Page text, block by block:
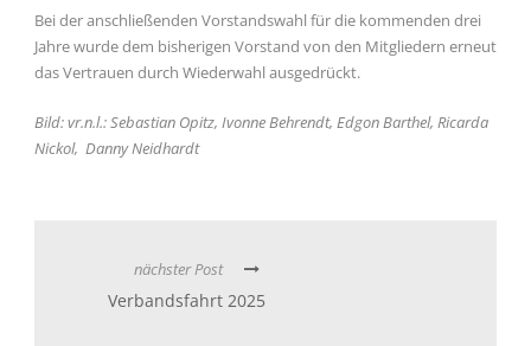
Bei der anschließenden Vorstandswahl für die kommenden drei
Jahre wurde dem bisherigen Vorstand von den Mitgliedern erneut
das Vertrauen durch Wiederwahl ausgedrückt.
Bild: vr.n.l.: Sebastian Opitz, Ivonne Behrendt, Edgon Barthel, Ricarda
Nickol, Danny Neidhardt
nächster Post
Verbandsfahrt 2025